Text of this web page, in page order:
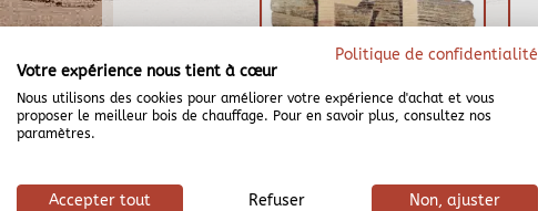
Politique de confidentialité
Votre expérience nous tient à cœur
Nous utilisons des cookies pour améliorer votre expérience d'achat et vous
proposer le meilleur bois de chauffage. Pour en savoir plus, consultez nos
paramètres.
Accepter tout Refuser Non, ajuster